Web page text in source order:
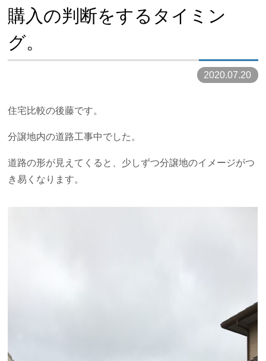
購入の判断をするタイミン
グ。
2020.07.20
住宅比較の後藤です。
分譲地内の道路工事中でした。
道路の形が見えてくると、少しずつ分譲地のイメージがつ
き易くなります。